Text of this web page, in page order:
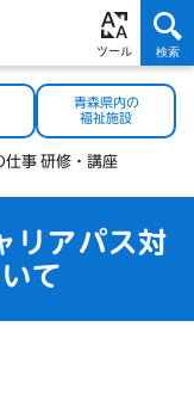
青森県内の
福祉施設
仕事 研修・ 講座
リアパス対
て